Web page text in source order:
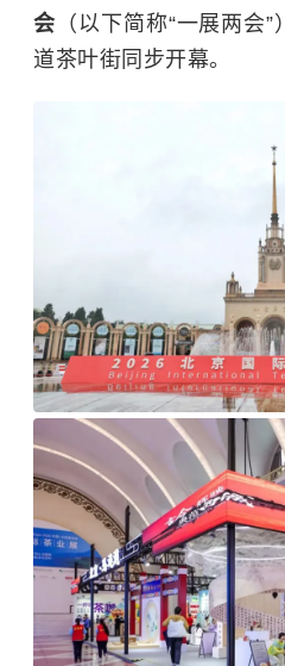
会 （以下简称“一展两会
道茶叶街同步开幕。